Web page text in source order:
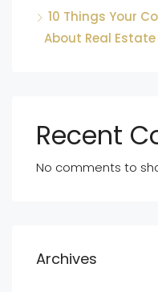
10 Things Your
About Real Estate
Recent
No comments to
Archives